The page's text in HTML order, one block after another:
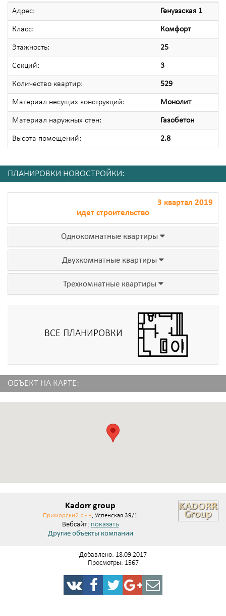
Адрес: Генуэзская 1
Класс: Комфорт
Этажность: 25
Секций: 3
Количество квартир: 529
Материал несущих конструкций: Монолит
Материал наружных стен: Газобетон
Высота помещений: 2.8
ПЛАНИРОВКИ НОВОСТРОЙКИ:
3 квартал 2019
идет строительство
Однокомнатные квартиры
Двухкомнатные квартиры
Трехкомнатные квартиры
ВСЕ ПЛАНИРОВКИ
ОБЪЕКТ НА КАРТЕ:
Kadorr group
Приморский р.- н, Успенская 39/1
Вебсайт: показать
Другие объекты компании
Добавлено: 18.09.2017
Просмотры: 1567